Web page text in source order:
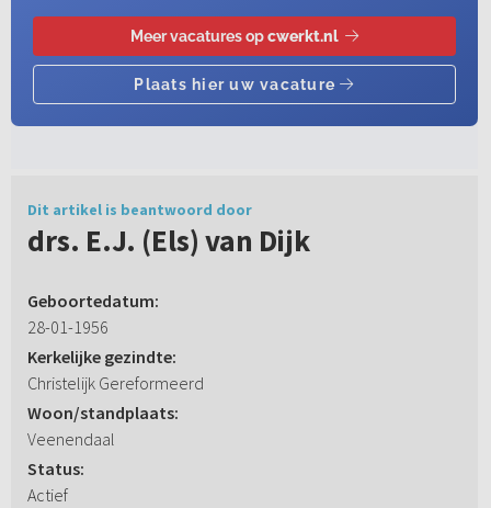
Dit artikel is beantwoord door
drs. E.J. (Els) van Dijk
Geboortedatum:
28-01-1956
Kerkelijke gezindte:
Christelijk Gereformeerd
Woon/standplaats:
Veenendaal
Status:
Actief